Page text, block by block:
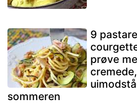
9
prøve
sommeren